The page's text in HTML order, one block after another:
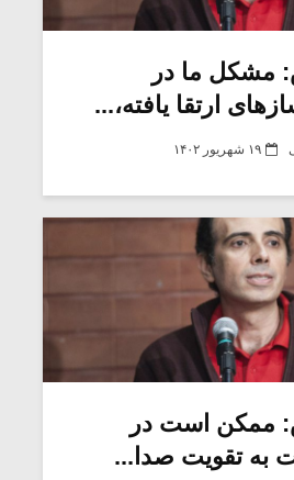
مشکل ما در
ارتقا یافته،...
۱۹ شهریور ۱۴۰۲
ممکن است در
به تقویت صدا...
روژا
بر موسیقی